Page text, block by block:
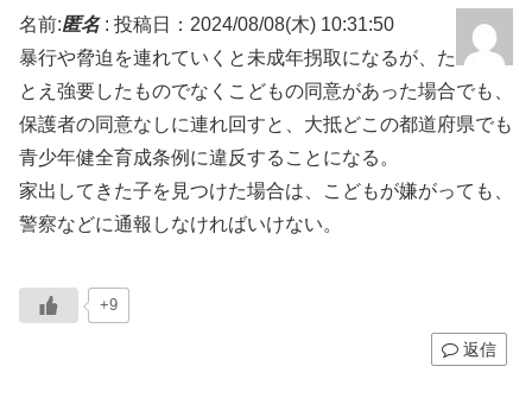
名前:匿名: 投稿日：2024/08/08(木) 10:31:50
暴行や脅迫を連れていくと未成年拐取になるが、た
とえ強要したものでなくこどもの同意があった場合でも、
保護者の同意なしに連れ回すと、大抵どこの都道府県でも
青少年健全育成条例に違反することになる。
家出してきた子を見つけた場合は、こどもが嫌がっても、
警察などに通報しなければいけない。
+9
返信